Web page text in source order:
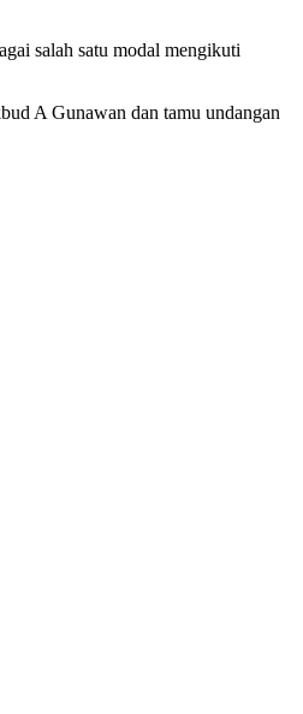
salah satu modal mengikuti
A Gunawan dan tamu undangan